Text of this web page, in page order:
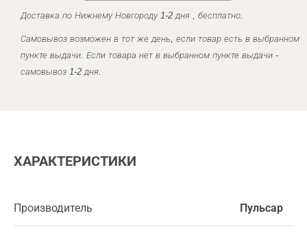
Доставка по Нижнему Новгороду 1-2 дня , бесплатно.
Самовывоз возможен в тот же день, если товар есть в выбранном
пункте выдачи. Если товара нет в выбранном пункте выдачи -
самовывоз 1-2 дня.
ХАРАКТЕРИСТИКИ
Производитель Пульсар